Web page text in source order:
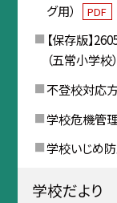
グ用）
PDF
【保存版】
（五常小学校）
不登校対応
学校危機管
学校いじめ
学校だより